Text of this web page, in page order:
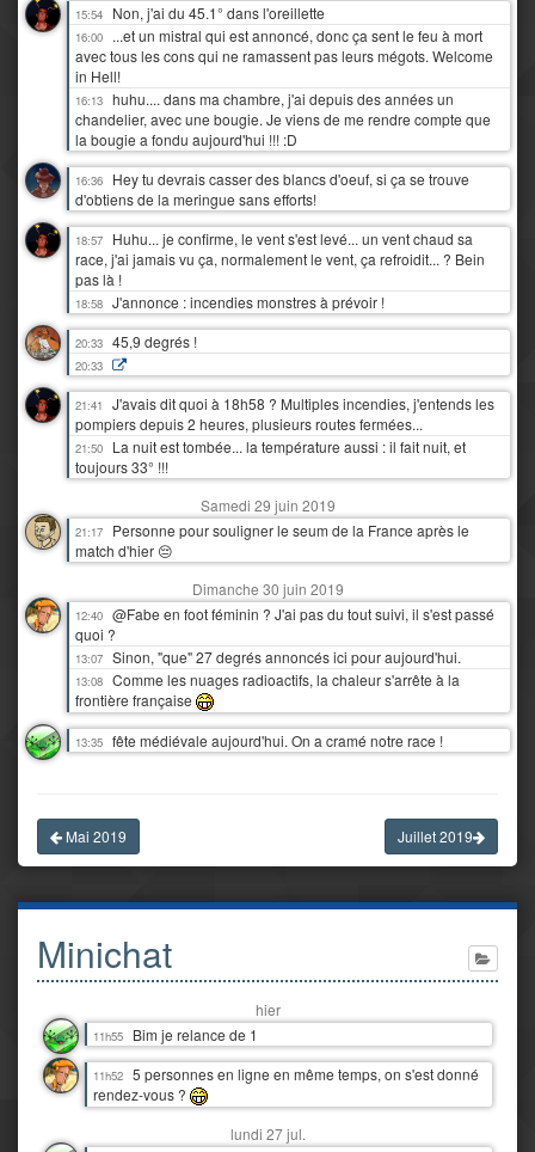
15:54 Non, j'ai du 45.1° dans l'oreillette
16:00
...et un mistral qui est annoncé, donc ça sent le feu à mort
avec tous les cons qui ne ramassent pas leurs mégots. Welcome
in Hell!
16:13 huhu.... dans ma chambre, j'ai depuis des années un
chandelier, avec une bougie. Je viens de me rendre compte que
la bougie a fondu aujourd'hui !!! :D
16:36
Hey tu devrais casser des blancs d'oeuf, si ça se trouve
d'obtiens de la meringue sans efforts!
18:57
Huhu... je confirme, le vent s'est levé... un vent chaud sa
race, j'ai jamais vu ça, normalement le vent, ça refroidit... ? Bein
pas là !
18:58 J'annonce : incendies monstres à prévoir !
20:33 45,9 degrés !
20:33
21:41
J'avais dit quoi à 18h58 ? Multiples incendies, j'entends les
pompiers depuis 2 heures, plusieurs routes fermées...
21:50
La nuit est tombée... la température aussi : il fait nuit, et
toujours 33° !!!
Samedi 29 juin 2019
21:17
Personne pour souligner le seum de la France après le
match d'hier 😔
Dimanche 30 juin 2019
12:40 @Fabe en foot féminin ? J'ai pas du tout suivi, il s'est passé
quoi ?
13:07 Sinon, "que" 27 degrés annoncés ici pour aujourd'hui.
13:08 Comme les nuages radioactifs, la chaleur s'arrête à la
frontière française
13:35 fête médiévale aujourd'hui. On a cramé notre race !
Mai 2019 Juillet 2019
Minichat
hier
11h55 Bim je relance de 1
11h52 5 personnes en ligne en même temps, on s'est donné
rendez-vous ?
lundi 27 jul.